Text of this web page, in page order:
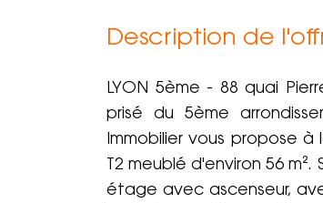
Description de
LYON 5ème - 88 quai
prisé du 5ème
Immobilier vous propose
T2 meublé d'environ 56
étage avec ascenseur,